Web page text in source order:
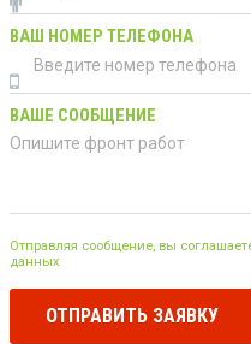
ВАШ НОМЕР ТЕЛЕФОНА
ВАШЕ СООБЩЕНИЕ
Отправляя сообщение, вы
данных
ОТПРАВИТЬ ЗАЯВКУ